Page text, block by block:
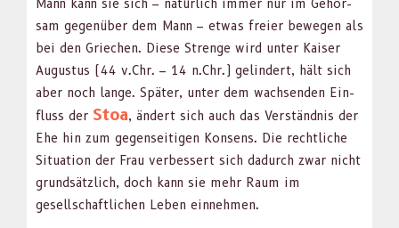
Mann kann sie sich – natür­lich immer nur im Gehor­
sam gegenüber dem Mann – etwas freier bewe­gen als
bei den Griechen. Diese Strenge wird unter Kaiser
Augus­tus (44 v.Chr. – 14 n.Chr.) gelin­dert, hält sich
aber noch lange. Später, unter dem wach­senden Ein­
fluss der Stoa, ändert sich auch das Ver­ständ­nis der
Ehe hin zum gegen­seit­i­gen Kon­sens. Die rechtliche
Sit­u­a­tion der Frau verbessert sich dadurch zwar nicht
grund­sät­zlich, doch kann sie mehr Raum im
gesellschaftlichen Leben ein­nehmen.